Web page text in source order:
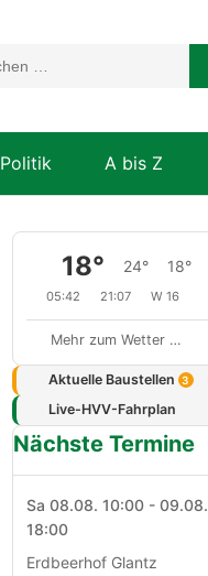
Politik A bis Z
18° 24° 18°
05:42 21:07 W 16
Mehr zum Wetter …
Aktuelle Baustellen 3
Live-HVV-Fahrplan
Nächste Termine
Sa 08.08. 10:00 - 09.08.
18:00
Erdbeerhof Glantz